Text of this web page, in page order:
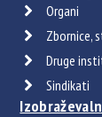
Organi
Zbornice,
Druge
Sindikati